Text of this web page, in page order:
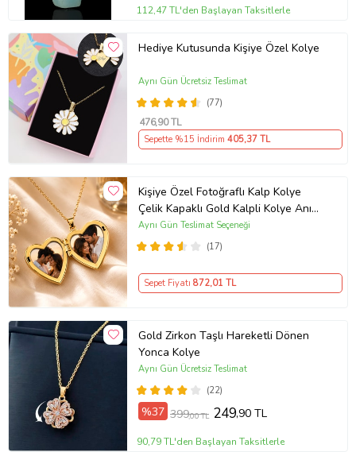
ve negatif enerjilerinizi yok
edecektir. Doğal Taşların hiç biri
birbirinin aynısı olmadığı için
küçükte olsa farklılıklar
gösterebilir. Ürünlerimiz sizlere
orijinallik sertifikası ve garanti
belgesi ile gönderilmektedir.
''Tesbih Atölyesi'' koruyucu kadife
kesesinde gönderilecektir.
Bu doğal taş kolye tasarımımızda;
Yüksek kalite doğal rutil kuvars
doğal taş taşı kolye kullanılmıştır.
Zincir ölçüsü 50 cm'dir. Her bayan
için uyumludur. Yetişkin ve çocuk
için kullanılabilir. %100 Orijinal ve
gerçek taştır. Sinirinizi stresinizi
alacak, mineral açısından oldukça
zengin olduğu için bulunduğu için
112,47 TL'den Başlayan Taksitlerle
Hediye Kutusunda Kişiye Özel Kolye
(77)
Aynı Gün Ücretsiz Teslimat
476,90 TL
Sepette %15 İndirim 405,37 TL
Kişiye Özel Fotoğraflı Kalp Kolye
Çelik Kapaklı Gold Kalpli Kolye Anı
Kolyesi Kalp Kolye Resimli Kolye –
Açılır Kapaklı Romantik Gold
(17)
Aynı Gün Teslimat Seçeneği
Sepet Fiyatı 872,01 TL
Gold Zirkon Taşlı Hareketli Dönen
Yonca Kolye
(22)
Aynı Gün Ücretsiz Teslimat
%37 399,00 TL 249,90 TL
90,79 TL'den Başlayan Taksitlerle